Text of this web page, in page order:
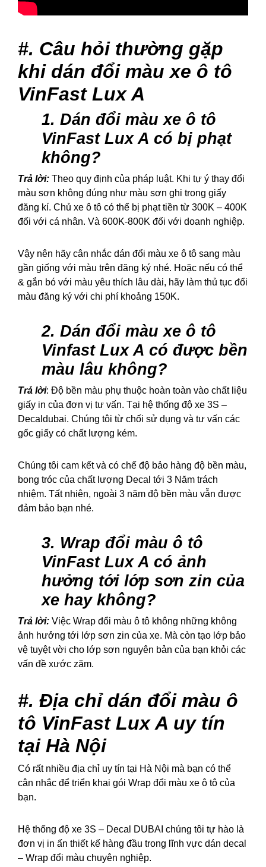
#. Câu hỏi thường gặp
khi dán đổi màu xe ô tô
VinFast Lux A
1. Dán đổi màu xe ô tô
VinFast Lux A có bị phạt
không?
Trả lời: Theo quy định của pháp luật. Khi tự ý thay đổi
màu sơn không đúng như màu sơn ghi trong giấy
đăng kí. Chủ xe ô tô có thể bị phạt tiền từ 300K – 400K
đối với cá nhân. Và 600K-800K đối với doanh nghiệp.
Vậy nên hãy cân nhắc dán đổi màu xe ô tô sang màu
gần giống với màu trên đăng ký nhé. Hoặc nếu có thể
& gắn bó với màu yêu thích lâu dài, hãy làm thủ tục đổi
màu đăng ký với chi phí khoảng 150K.
2. Dán đổi màu xe ô tô
Vinfast Lux A có được bền
màu lâu không?
Trả lời: Độ bền màu phụ thuộc hoàn toàn vào chất liệu
giấy in của đơn vị tư vấn. Tại hệ thống độ xe 3S –
Decaldubai. Chúng tôi từ chối sử dụng và tư vấn các
gốc giấy có chất lượng kém.
Chúng tôi cam kết và có chế độ bảo hàng độ bền màu,
bong tróc của chất lượng Decal tới 3 Năm trách
nhiệm. Tất nhiên, ngoài 3 năm độ bền màu vẫn được
đảm bảo bạn nhé.
3. Wrap đổi màu ô tô
VinFast Lux A có ảnh
hưởng tới lớp sơn zin của
xe hay không?
Trả lời: Việc Wrap đổi màu ô tô không những không
ảnh hưởng tới lớp sơn zin của xe. Mà còn tạo lớp bảo
vệ tuyệt vời cho lớp sơn nguyên bản của bạn khỏi các
vấn đề xước zăm.
#. Địa chỉ dán đổi màu ô
tô VinFast Lux A uy tín
tại Hà Nội
Có rất nhiều địa chỉ uy tín tại Hà Nội mà bạn có thể
cân nhắc để triển khai gói Wrap đổi màu xe ô tô của
bạn.
Hệ thống độ xe 3S – Decal DUBAI chúng tôi tự hào là
đơn vị in ấn thiết kế hàng đầu trong lĩnh vực dán decal
– Wrap đổi màu chuyên nghiệp.